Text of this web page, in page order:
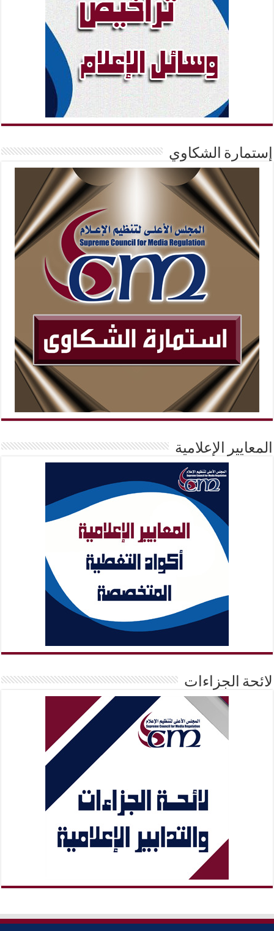
إستمارة الشكاوي
المعايير الإعلامية
لائحة الجزاءات